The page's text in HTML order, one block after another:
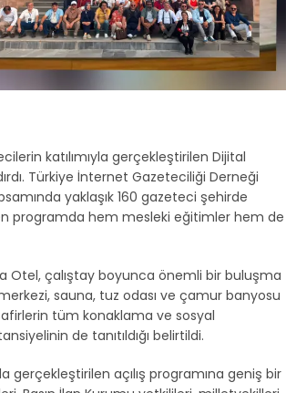
katılımıyla gerçekleştirilen Dijital
Türkiye İnternet Gazeteciliği Derneği
yaklaşık 160 gazeteci şehirde
programda hem mesleki eğitimler hem de
Otel, çalıştay boyunca önemli bir buluşma
sauna, tuz odası ve çamur banyosu
tüm konaklama ve sosyal
de tanıtıldığı belirtildi.
gerçekleştirilen açılış programına geniş bir